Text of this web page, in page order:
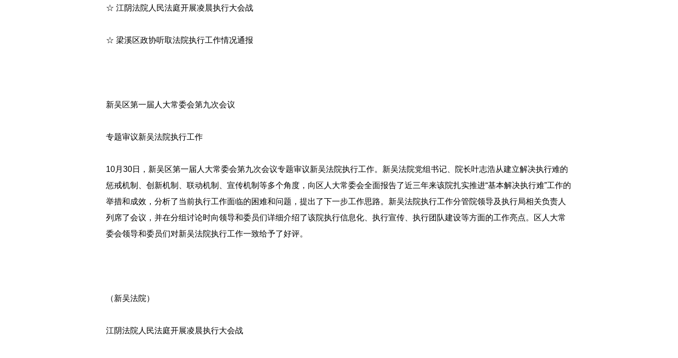
☆ 江阴法院人民法庭开展凌晨执行大会战
☆ 梁溪区政协听取法院执行工作情况通报
新吴区第一届人大常委会第九次会议
专题审议新吴法院执行工作
10月30日，新吴区第一届人大常委会第九次会议专题审议新吴法院执行工作。新吴法院党组书记、院长叶志浩从建立解决执行难的
惩戒机制、创新机制、联动机制、宣传机制等多个角度，向区人大常委会全面报告了近三年来该院扎实推进“基本解决执行难”工作的
举措和成效，分析了当前执行工作面临的困难和问题，提出了下一步工作思路。新吴法院执行工作分管院领导及执行局相关负责人
列席了会议，并在分组讨论时向领导和委员们详细介绍了该院执行信息化、执行宣传、执行团队建设等方面的工作亮点。区人大常
委会领导和委员们对新吴法院执行工作一致给予了好评。
（新吴法院）
江阴法院人民法庭开展凌晨执行大会战